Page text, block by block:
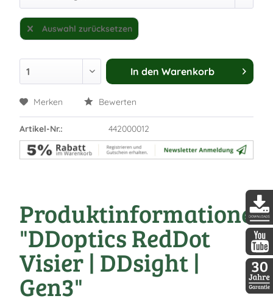
Auswahl zurücksetzen
In den Warenkorb
Merken Bewerten
Artikel-Nr.: 442000012
Produktinformationen
"DDoptics RedDot
Visier | DDsight |
Gen3"